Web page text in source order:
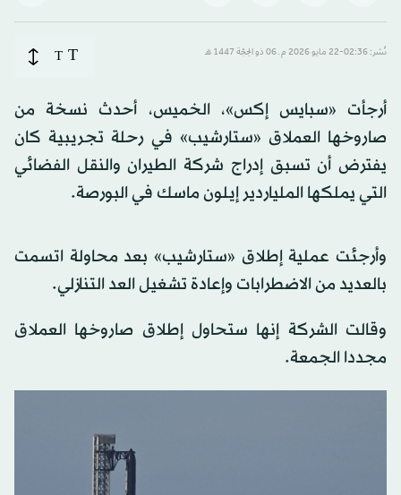
نُشر: 02:36-22 مايو 2026 م ـ 06 ذو الحِجّة 1447 هـ T
T
أرجأت «سبايس إكس»، الخميس، أحدث نسخة من
صاروخها العملاق «ستارشيب» في رحلة تجريبية كان
يفترض أن تسبق إدراج شركة الطيران والنقل الفضائي
التي يملكها الملياردير إيلون ماسك في البورصة.
وأرجئت عملية إطلاق «ستارشيب» بعد محاولة اتسمت
بالعديد من الاضطرابات وإعادة تشغيل العد التنازلي.
وقالت الشركة إنها ستحاول إطلاق صاروخها العملاق
مجددا الجمعة.